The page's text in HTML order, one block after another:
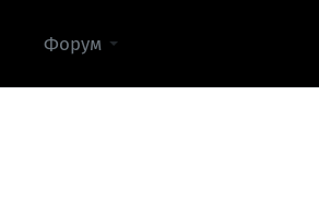
Форум